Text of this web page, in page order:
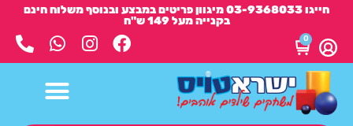
חייגו 03-9368033 מיגוון פריטים במבצע ובנוסף משלוח חינם
בקנייה מעל 149 ש"ח
0